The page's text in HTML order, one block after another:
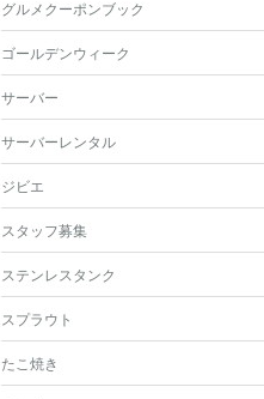
グルメクーポンブック
ゴールデンウィーク
サーバー
サーバーレンタル
ジビエ
スタッフ募集
ステンレスタンク
スプラウト
たこ焼き